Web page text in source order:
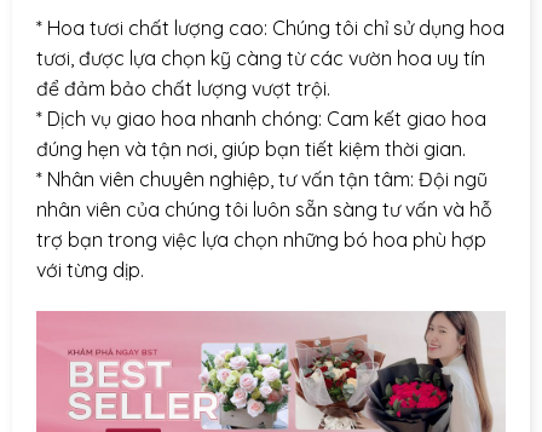
* Hoa tươi chất lượng cao: Chúng tôi chỉ sử dụng hoa
tươi, được lựa chọn kỹ càng từ các vườn hoa uy tín
để đảm bảo chất lượng vượt trội.
* Dịch vụ giao hoa nhanh chóng: Cam kết giao hoa
đúng hẹn và tận nơi, giúp bạn tiết kiệm thời gian.
* Nhân viên chuyên nghiệp, tư vấn tận tâm: Đội ngũ
nhân viên của chúng tôi luôn sẵn sàng tư vấn và hỗ
trợ bạn trong việc lựa chọn những bó hoa phù hợp
với từng dịp.